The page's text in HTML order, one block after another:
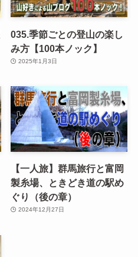
035.季節ごとの登山の楽し
み方【100本ノック】
2025年1月3日
【一人旅】群馬旅行と富岡
製糸場、ときどき道の駅め
ぐり（後の章）
2024年12月27日